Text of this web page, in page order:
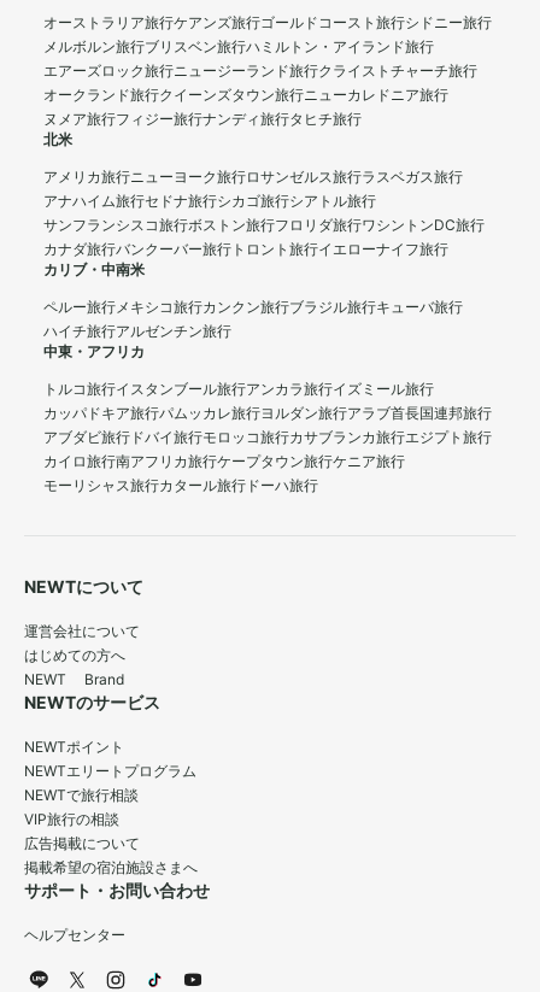
オーストラリア旅行ケアンズ旅行ゴールドコースト旅行シドニー旅行
メルボルン旅行ブリスベン旅行ハミルトン・アイランド旅行
エアーズロック旅行ニュージーランド旅行クライストチャーチ旅行
オークランド旅行クイーンズタウン旅行ニューカレドニア旅行
ヌメア旅行フィジー旅行ナンディ旅行タヒチ旅行
北米
アメリカ旅行ニューヨーク旅行ロサンゼルス旅行ラスベガス旅行
アナハイム旅行セドナ旅行シカゴ旅行シアトル旅行
サンフランシスコ旅行ボストン旅行フロリダ旅行ワシントンDC旅行
カナダ旅行バンクーバー旅行 トロント旅行イエローナイフ旅行
カリブ・中南米
ペルー旅行メキシコ旅行カンクン旅行ブラジル旅行キューバ旅行
ハイチ旅行アルゼンチン旅行
中東・アフリカ
トルコ旅行イスタンブール旅行アンカラ旅行イズミール旅行
カッパドキア旅行パムッカレ旅行ヨルダン旅行アラブ首長国連邦旅行
アブダビ旅行 ドバイ旅行モロッコ旅行カサブランカ旅行エジプト旅行
カイロ旅行南アフリカ旅行ケープタウン旅行ケニア旅行
モーリシャス旅行カタール旅行 ドーハ旅行
NEWTについて
運営会社について
はじめての方へ
NEWT Brand
NEWTのサービス
NEWTポイント
NEWTエリートプログラム
NEWTで旅行相談
VIP旅行の相談
広告掲載について
掲載希望の宿泊施設さまへ
サポート・お問い合わせ
ヘルプセンター